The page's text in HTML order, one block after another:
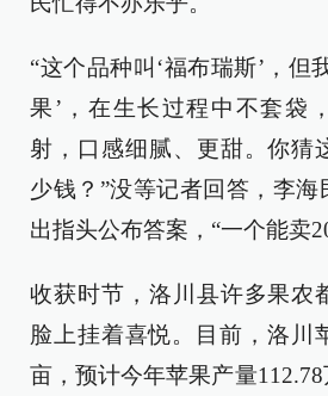
“这个品种叫‘福布瑞斯’，但
果’，在生长过程中不套袋
射，口感细腻、更甜。你猜
少钱？”没等记者回答，李海
出指头公布答案，“一个能卖
收获时节，洛川县许多果农
脸上挂着喜悦。目前，洛川
亩，预计今年苹果产量